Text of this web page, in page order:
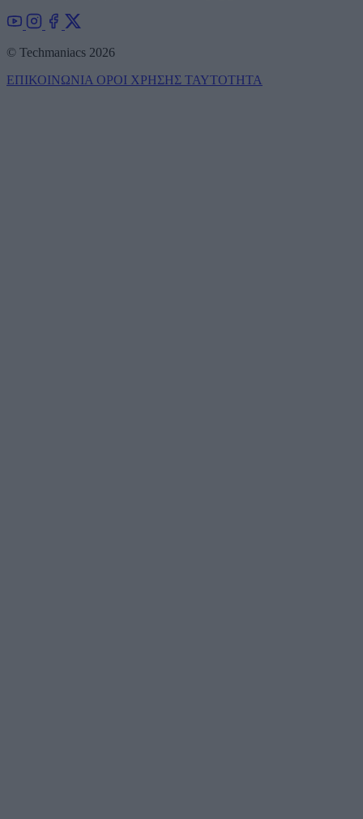
© Techmaniacs 2026
ΕΠΙΚΟΙΝΩΝΙΑ ΟΡΟΙ ΧΡΗΣΗΣ ΤΑΥΤΟΤΗΤΑ